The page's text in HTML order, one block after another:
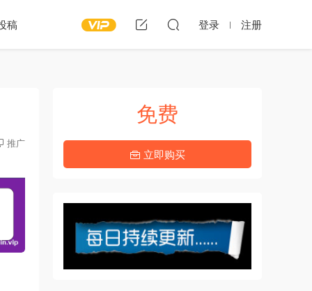
稿 登录 注册
推广
免费
立即购买